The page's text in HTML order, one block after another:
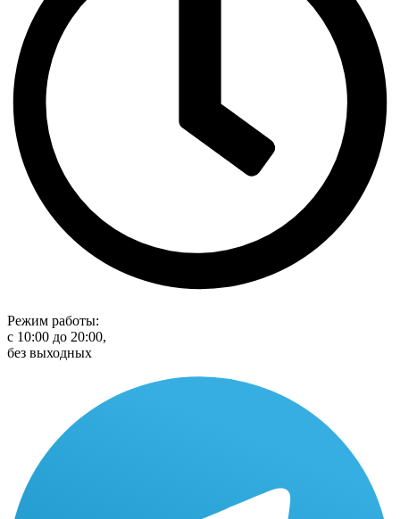
Режим работы:
с 10:00 до 20:00,
без выходных